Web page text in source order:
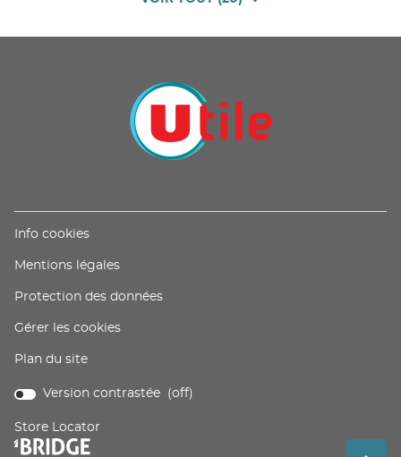
DE
DE
U
PROXIMITÉ
UTILE
Info cookies(ouvre
une
fenêtre)
Mentions légales(ouvre
une
fenêtre)
Protection des données(ouvre
Gérer les cookies
Plan du site
Version contrastée (off)
Store Locator
(ouvre